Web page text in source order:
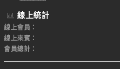
線上統計
線上會員
線上來賓
會員總計